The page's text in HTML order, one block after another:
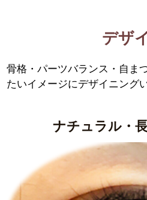
デザ
骨格・パーツバランス・自ま
たいイメージにデザイニング
ナチュラル・